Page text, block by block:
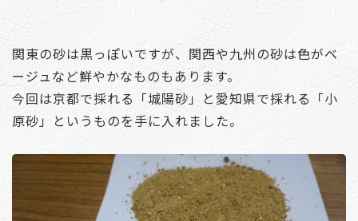
関東の砂は黒っぽいですが、関西や九州の砂は色がベ
ージュなど鮮やかなものもあります。
今回は京都で採れる「城陽砂」と愛知県で採れる「小
原砂」というものを手に入れました。